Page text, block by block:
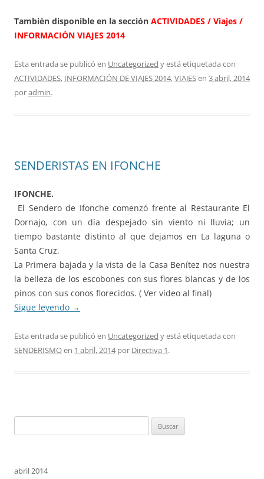
También disponible en la sección ACTIVIDADES / Viajes /
INFORMACIÓN VIAJES 2014
Esta entrada se publicó en Uncategorized y está etiquetada con
ACTIVIDADES, INFORMACIÓN DE VIAJES 2014,VIAJESen 3 abril, 2014
poradmin.
SENDERISTAS EN IFONCHE
IFONCHE.
El Sendero de Ifonche comenzó frente al Restaurante El
Dornajo, con un día despejado sin viento ni lluvia; un
tiempo bastante distinto al que dejamos en La laguna o
Santa Cruz.
La Primera bajada y la vista de la Casa Benítez nos nuestra
la belleza de los escobones con sus flores blancas y de los
pinos con sus conos florecidos. ( Ver vídeo al final)
Sigue leyendo →
Esta entrada se publicó en Uncategorized y está etiquetada con
SENDERISMOen 1 abril, 2014por Directiva 1.
abril 2014